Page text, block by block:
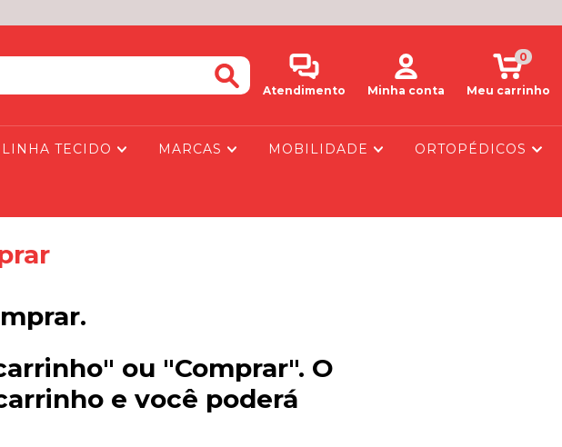
Atendimento Minha conta Meu carrinho
0
LINHA TECIDO MARCAS MOBILIDADE ORTOPÉDICOS
ou "Comprar". O
e você poderá